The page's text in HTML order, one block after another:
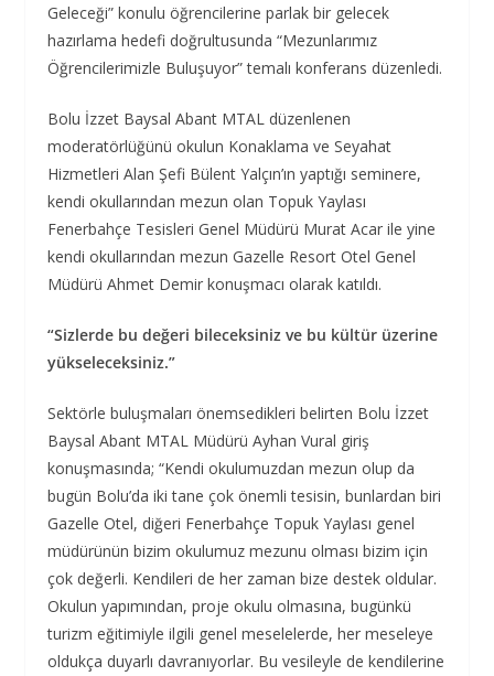
Geleceği” konulu öğrencilerine parlak bir gelecek
hazırlama hedefi doğrultusunda “Mezunlarımız
Öğrencilerimizle Buluşuyor” temalı konferans düzenledi.
Bolu İzzet Baysal Abant MTAL düzenlenen
moderatörlüğünü okulun Konaklama ve Seyahat
Hizmetleri Alan Şefi Bülent Yalçın’ın yaptığı seminere,
kendi okullarından mezun olan Topuk Yaylası
Fenerbahçe Tesisleri Genel Müdürü Murat Acar ile yine
kendi okullarından mezun Gazelle Resort Otel Genel
Müdürü Ahmet Demir konuşmacı olarak katıldı.
“Sizlerde bu değeri bileceksiniz ve bu kültür üzerine
yükseleceksiniz.”
Sektörle buluşmaları önemsedikleri belirten Bolu İzzet
Baysal Abant MTAL Müdürü Ayhan Vural giriş
konuşmasında; “Kendi okulumuzdan mezun olup da
bugün Bolu’da iki tane çok önemli tesisin, bunlardan biri
Gazelle Otel, diğeri Fenerbahçe Topuk Yaylası genel
müdürünün bizim okulumuz mezunu olması bizim için
çok değerli. Kendileri de her zaman bize destek oldular.
Okulun yapımından, proje okulu olmasına, bugünkü
turizm eğitimiyle ilgili genel meselelerde, her meseleye
oldukça duyarlı davranıyorlar. Bu vesileyle de kendilerine